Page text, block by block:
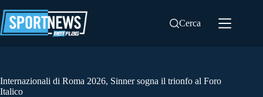
al
contenuto
Cerca
Internazionali di Roma 2026, Sinner sogna il trionfo al Foro
Italico